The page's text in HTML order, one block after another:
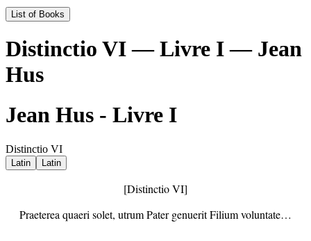
List of Books
Distinctio VI — Livre I — Jean
Hus
Jean Hus - Livre I
Distinctio VI
Latin Latin
[Distinctio VI]
Praeterea quaeri solet, utrum Pater genuerit Filium voluntate…